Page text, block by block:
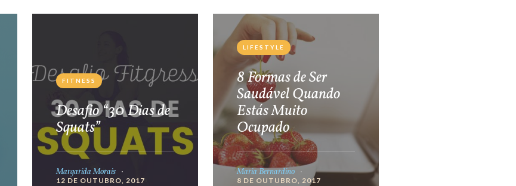
FITNESS
Desafio “30 Dias de
Squats”
Margarida Morais
12 DE OUTUBRO, 2017
LIFESTYLE
8 Formas de Ser
Saudável Quando
Estás Muito
Ocupado
Maria Bernardino
8 DE OUTUBRO, 2017